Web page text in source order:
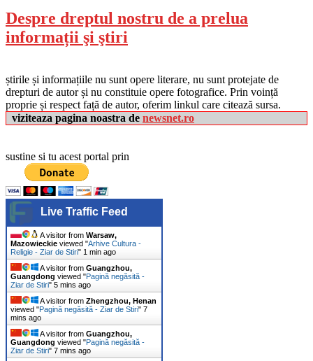
Despre dreptul nostru de a prelua
informații şi ştiri
știrile și informațiile nu sunt opere literare, nu sunt protejate de
drepturi de autor și nu constituie opere fotografice. Prin voință
proprie și respect față de autor, oferim linkul care citează sursa.
viziteaza pagina noastra de newsnet.ro
sustine si tu acest portal prin
Live Traffic Feed
A visitor from Warsaw,
Mazowieckie viewed "Arhive Cultura -
Religie - Ziar de Stiri" 1 min ago
A visitor from Guangzhou,
Guangdong viewed "Pagină negăsită -
Ziar de Stiri" 5 mins ago
A visitor from Zhengzhou, Henan
viewed "Pagină negăsită - Ziar de Stiri" 7
mins ago
A visitor from Guangzhou,
Guangdong viewed "Pagină negăsită -
Ziar de Stiri" 7 mins ago